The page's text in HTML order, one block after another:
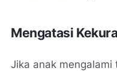
Mengatasi
Jika anak